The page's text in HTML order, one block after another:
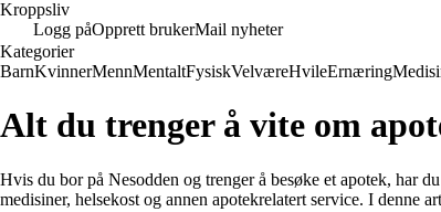
Kroppsliv
Logg påOpprett brukerMail nyheter
Kategorier
BarnKvinnerMennMentaltFysiskVelværeHvileErnæring
Alt du trenger å vite om
Hvis du bor på Nesodden og trenger å besøke et apotek, har
medisiner, helsekost og annen apotekrelatert service. I denne